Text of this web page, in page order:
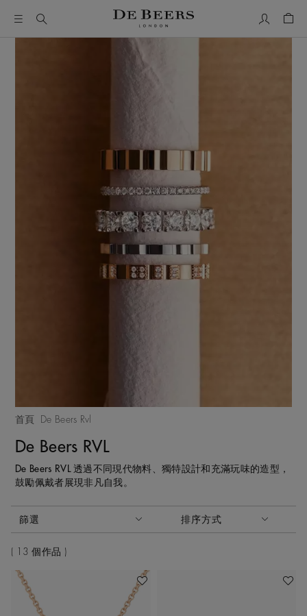
首頁 De Beers Rvl
De Beers RVL
De Beers RVL 透過不同現代物料、獨特設計和充滿玩味的造型，
鼓勵佩戴者展現非凡自我。
篩選 排序方式
排序方式
13 個作品
加入喜愛清單 加入喜